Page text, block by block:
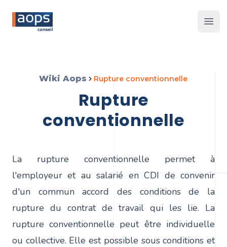
Les
Wiki Aops rupture conventionnelle
rupture
conventionnelle
La rupture conventionnelle permet à
l'employeur et au salarié en CDI de convenir
d'un commun accord des conditions de la
rupture du contrat de travail qui les lie. La
rupture conventionnelle peut être individuelle
ou collective. Elle est possible sous conditions et